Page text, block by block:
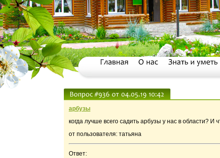
арбузы
когда лучше всего садить арбузы у нас в области?
от пользователя: татьяна
Ответ: